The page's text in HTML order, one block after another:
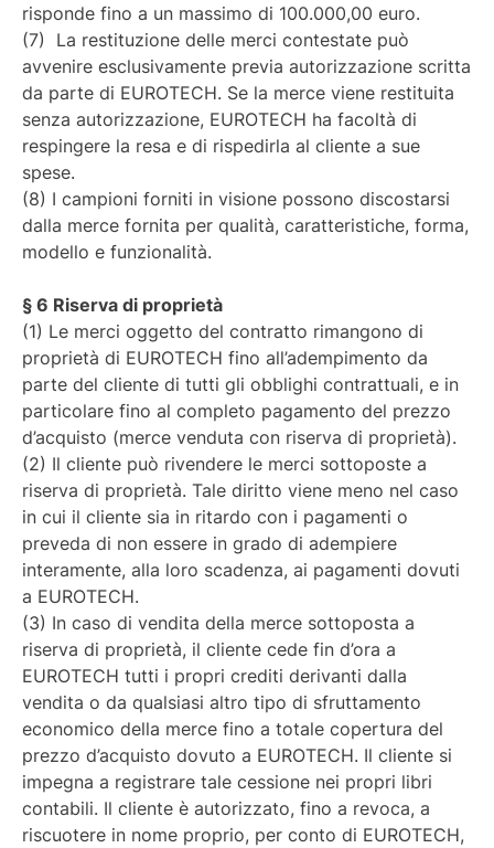
risponde fino a un massimo di 100.000,00 euro.
(7) La restituzione delle merci contestate può
avvenire esclusivamente previa autorizzazione scritta
da parte di EUROTECH. Se la merce viene restituita
senza autorizzazione, EUROTECH ha facoltà di
respingere la resa e di rispedirla al cliente a sue
spese.
(8) I campioni forniti in visione possono discostarsi
dalla merce fornita per qualità, caratteristiche, forma,
modello e funzionalità.
§ 6 Riserva di proprietà
(1) Le merci oggetto del contratto rimangono di
proprietà di EUROTECH fino all’adempimento da
parte del cliente di tutti gli obblighi contrattuali, e in
particolare fino al completo pagamento del prezzo
d’acquisto (merce venduta con riserva di proprietà).
(2) Il cliente può rivendere le merci sottoposte a
riserva di proprietà. Tale diritto viene meno nel caso
in cui il cliente sia in ritardo con i pagamenti o
preveda di non essere in grado di adempiere
interamente, alla loro scadenza, ai pagamenti dovuti
a EUROTECH.
(3) In caso di vendita della merce sottoposta a
riserva di proprietà, il cliente cede fin d’ora a
EUROTECH tutti i propri crediti derivanti dalla
vendita o da qualsiasi altro tipo di sfruttamento
economico della merce fino a totale copertura del
prezzo d’acquisto dovuto a EUROTECH. Il cliente si
impegna a registrare tale cessione nei propri libri
contabili. Il cliente è autorizzato, fino a revoca, a
riscuotere in nome proprio, per conto di EUROTECH,